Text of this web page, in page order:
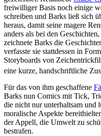
freiwilliger Basis noch einige
schreiben und Barks ließ sich
heraus, damit seine magere
anders als bei den
zeichnete Barks die
verfasste sie stattdessen in
Storyboards von
eine kurze, handschriftliche
Für das von ihm geschaffene
Barks nun Comics mit Tick,
die nicht nur unterhaltsam und
moralische Aspekte
der Appell, die Umwelt zu
bestrafen.